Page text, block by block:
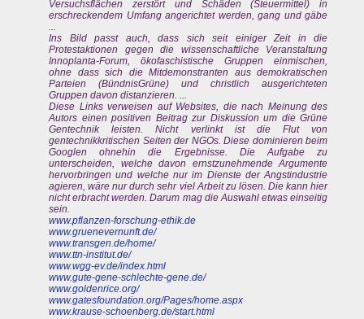
Versuchsflächen zerstört und Schäden (Steuermittel) in
erschreckendem Umfang angerichtet werden, gang und gäbe
...
Ins Bild passt auch, dass sich seit einiger Zeit in die
Protestaktionen gegen die wissenschaftliche Veranstaltung
Innoplanta-Forum, ökofaschistische Gruppen einmischen,
ohne dass sich die Mitdemonstranten aus demokratischen
Parteien (BündnisGrüne) und christlich ausgerichteten
Gruppen davon distanzieren. ...
Diese Links verweisen auf Websites, die nach Meinung des
Autors einen positiven Beitrag zur Diskussion um die Grüne
Gentechnik leisten. Nicht verlinkt ist die Flut von
gentechnikkritischen Seiten der NGOs. Diese dominieren beim
Googlen ohnehin die Ergebnisse. Die Aufgabe zu
unterscheiden, welche davon ernstzunehmende Argumente
hervorbringen und welche nur im Dienste der Angstindustrie
agieren, wäre nur durch sehr viel Arbeit zu lösen. Die kann hier
nicht erbracht werden. Darum mag die Auswahl etwas einseitig
sein.
www.pflanzen-forschung-ethik.de
www.gruenevernunft.de/
www.transgen.de/home/
www.ttn-institut.de/
www.wgg-ev.de/index.html
www.gute-gene-schlechte-gene.de/
www.goldenrice.org/
www.gatesfoundation.org/Pages/home.aspx
www.krause-schoenberg.de/start.html